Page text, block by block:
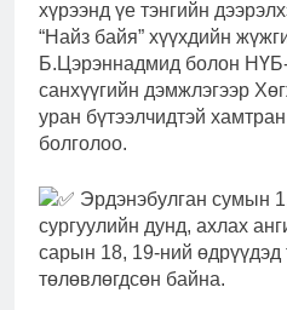
хүрээнд үе тэнгийн
“Найз байя” хүүхдийн
Б.Цэрэннадмид болон
санхүүгийн дэмжлэгээр
уран бүтээлчидтэй
болголоо.
Эрдэнэбулган сумын
сургуулийн дунд, ахлах
сарын 18, 19-ний өдрүүдэд
төлөвлөгдсөн байна.